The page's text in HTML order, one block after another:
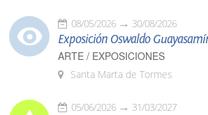
08/05/2026 30/08/2026
Exposición Oswaldo
ARTE / EXPOSICIONES
Santa Marta de Tormes
05/06/2026 31/03/2027